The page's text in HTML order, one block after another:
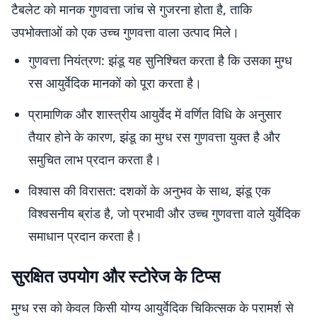
टैबलेट को मानक गुणवत्ता जांच से गुजरना होता है, ताकि
उपभोक्ताओं को एक उच्च गुणवत्ता वाला उत्पाद मिले।
गुणवत्ता नियंत्रण: झंडू यह सुनिश्चित करता है कि उसका मुग्ध
रस आयुर्वेदिक मानकों को पूरा करता है।
प्रामाणिक और शास्त्रीय आयुर्वेद में वर्णित विधि के अनुसार
तैयार होने के कारण, झंडू का मुग्ध रस गुणवत्ता युक्त है और
समुचित लाभ प्रदान करता है।
विश्वास की विरासत: दशकों के अनुभव के साथ, झंडू एक
विश्वसनीय ब्रांड है, जो प्रभावी और उच्च गुणवत्ता वाले युर्वेदिक
समाधान प्रदान करता है।
सुरक्षित उपयोग और स्टोरेज के टिप्स
मुग्ध रस को केवल किसी योग्य आयुर्वेदिक चिकित्सक के परामर्श से